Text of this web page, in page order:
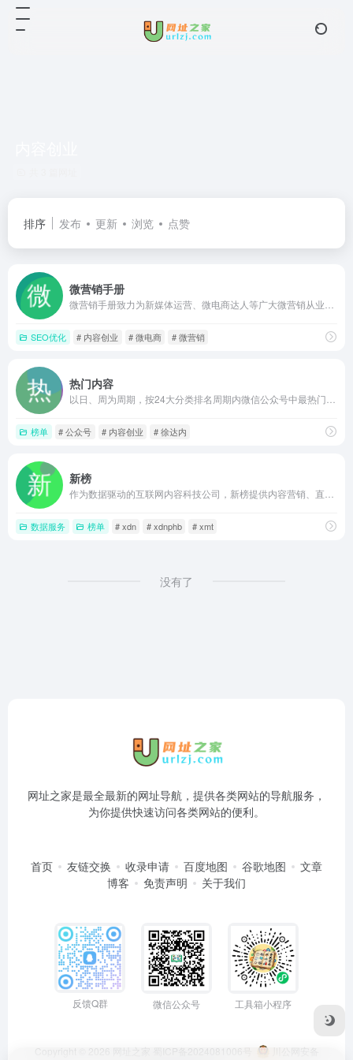
排序 发布 更新 浏览 点赞
微营销手册
SEO优化 # 内容创业 # 微电商 # 微营销
热门内容
榜单 # 公众号 # 内容创业 # 徐达内
新榜
数据服务 榜单 # xdn # xdnphb # xmt
没有了
网址之家是最全最新的网址导航，提供各类网站的导航服务，
为你提供快速访问各类网站的便利。
首页 友链交换 收录申请 百度地图 谷歌地图
文章
博客
免责声明 关于我们
反馈Q群 微信公众号 工具箱小程序
Copyright © 2026 网址之家 蜀ICP备2024081006号 川公网安备